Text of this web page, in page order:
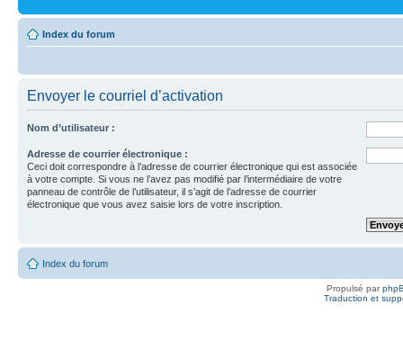
Index du forum
Envoyer le courriel d’activation
Nom d’utilisateur :
Adresse de courrier électronique :
Ceci doit correspondre à l’adresse de courrier électronique qui est associée
à votre compte. Si vous ne l’avez pas modifié par l’intermédiaire de votre
panneau de contrôle de l’utilisateur, il s’agit de l’adresse de courrier
électronique que vous avez saisie lors de votre inscription.
Index du forum
Propulsé par
Traduction et